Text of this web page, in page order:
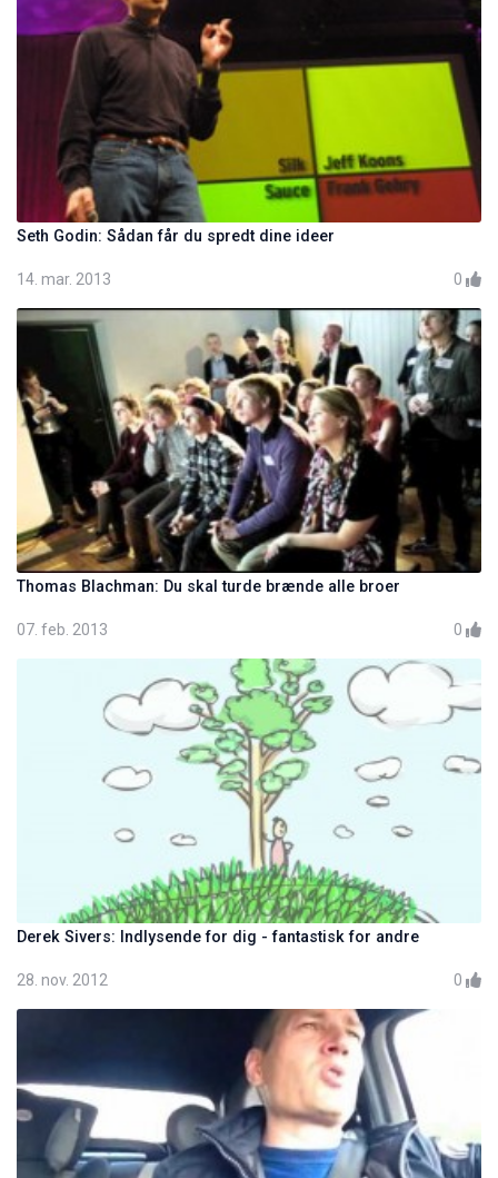
Seth Godin: Sådan får du spredt dine ideer
14. mar. 2013 0
Thomas Blachman: Du skal turde brænde alle broer
07. feb. 2013 0
Derek Sivers: Indlysende for dig - fantastisk for andre
28. nov. 2012 0